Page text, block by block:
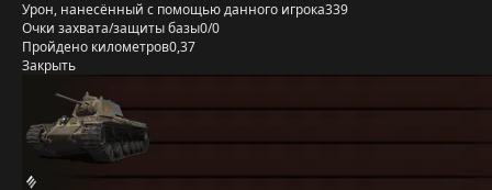
Урон, нанесённый с помощью данного игрока339
Очки захвата/защиты базы0/0
Пройдено километров0,37
Закрыть